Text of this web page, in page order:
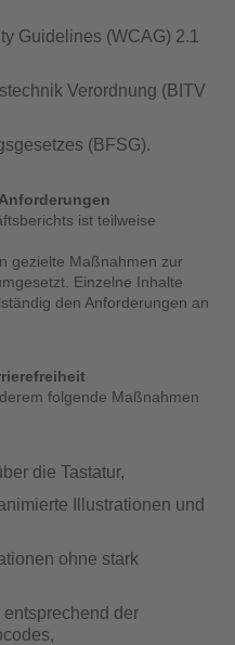
Guidelines (WCAG) 2.1
Verordnung (BITV
(BFSG).
ist teilweise
gezielte Maßnahmen zur
Einzelne Inhalte
den Anforderungen an
folgende Maßnahmen
die Tastatur,
Illustrationen und
ohne stark
der